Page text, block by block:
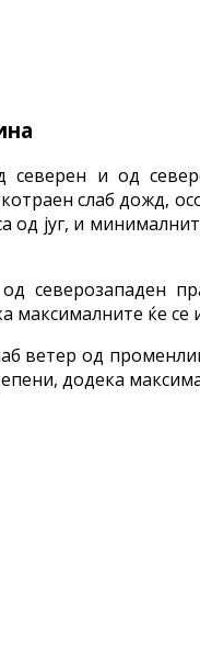
и од
слаб дожд,
југ, и
ќе се
ветер од
додека